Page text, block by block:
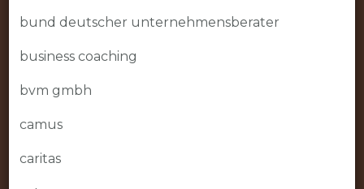
bund deutscher unternehmensberater
business coaching
bvm gmbh
camus
caritas